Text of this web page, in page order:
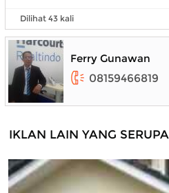
Dilihat 43 kali
Ferry Gunawan
08159466819
IKLAN LAIN YANG SERUPA